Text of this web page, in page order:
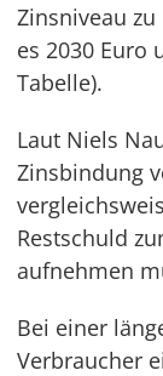
Zinsniveau
es 2030 Euro
Tabelle).
Laut Niels
Zinsbindung
Restschuld
aufnehmen
Bei einer
Verbraucher